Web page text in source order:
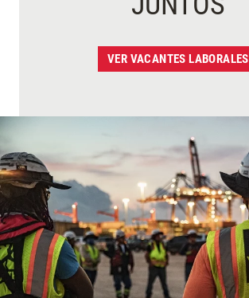
VER VACANTES LABORALES